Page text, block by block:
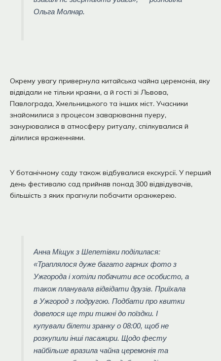
Ольга Молнар.
Окрему увагу привернула китайська чайна церемонія, яку
відвідали не тільки краяни, а й гості зі Львова,
Павлограда, Хмельницького та інших міст. Учасники
знайомилися з процесом заварювання пуеру,
занурювалися в атмосферу ритуалу, спілкувалися й
ділилися враженнями.
У ботанічному саду також відбувалися екскурсії. У перший
день фестивалю сад прийняв понад 300 відвідувачів,
більшість з яких прагнули побачити оранжерею.
Анна Міщук з Шепетівки поділилася:
«Траплялося дуже багато гарних фото з
Ужгорода і хотіли побачити все особисто, а
також планувала відвідати друзів. Приїхала
в Ужгород з подругою. Подбати про квитки
довелося ще три тижні до поїздки. І
купували білети зранку о 08:00, щоб не
розкупили інші пасажири. Щодо фесту
найбільше вразила чайна церемонія та